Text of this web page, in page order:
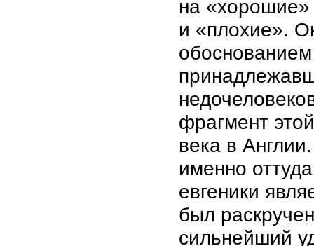
на
и «плохие».
фрагмент
века в
именно
евгеники
был
сильнейший